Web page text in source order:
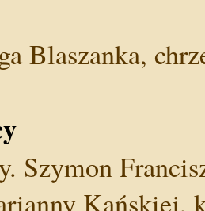
Blaszanka,
Szymon
Kańskiej,